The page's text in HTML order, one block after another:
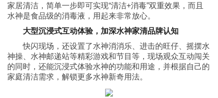
家居清洁，简单一步即可实现“清洁+消毒”双重效果，而且
水神是食品级的消毒液，用起来非常放心。
大型沉浸式互动体验，加深水神家清品牌认知
快闪现场，还设置了水神消消乐、进击的旺仔、摇摆水
神操、水神邮递站等精彩游戏和节目等，现场观众互动闯关
的同时，还能沉浸式体验水神的功能和用途，并根据自己的
家庭清洁需求，解锁更多水神新奇用法。